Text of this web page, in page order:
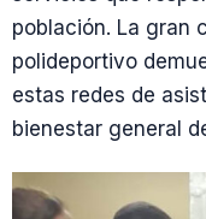
población. La gran
polideportivo
estas redes de
bienestar general